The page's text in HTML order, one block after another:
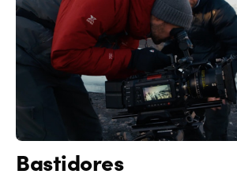
Bastidores